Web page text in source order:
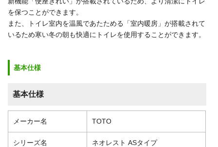
を保つことができます。
また、トイレ室内を温風であたためる「室内暖房」が搭載されて
いるため寒い冬の朝も快適にトイレを使用することができます。
基本仕様
基本仕様
メーカー名 TOTO
シリーズ名 ネオレスト ASタイプ